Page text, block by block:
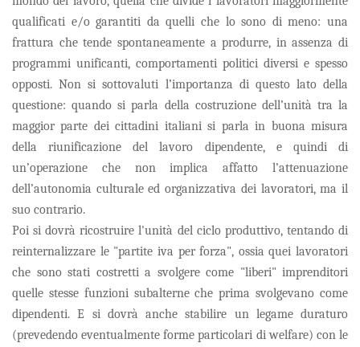
qualificati e/o garantiti da quelli che lo sono di meno: una
frattura che tende spontaneamente a produrre, in assenza di
programmi unificanti, comportamenti politici diversi e spesso
opposti. Non si sottovaluti l’importanza di questo lato della
questione: quando si parla della costruzione dell’unità tra la
maggior parte dei cittadini italiani si parla in buona misura
della riunificazione del lavoro dipendente, e quindi di
un’operazione che non implica affatto l’attenuazione
dell’autonomia culturale ed organizzativa dei lavoratori, ma il
suo contrario.
Poi si dovrà ricostruire l'unità del ciclo produttivo, tentando di
reinternalizzare le "partite iva per forza", ossia quei lavoratori
che sono stati costretti a svolgere come "liberi" imprenditori
quelle stesse funzioni subalterne che prima svolgevano come
dipendenti. E si dovrà anche stabilire un legame duraturo
(prevedendo eventualmente forme particolari diwelfare) con le